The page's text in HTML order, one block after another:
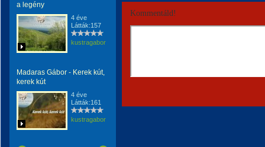
a legény
4 éve
Látták:157
kustragabor
Madaras Gábor - Kerek kút,
kerek kút
4 éve
Látták:161
kustragabor
Kommentáld!